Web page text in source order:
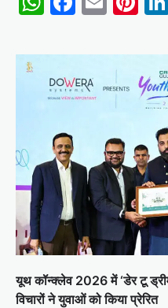
यूथ कॉन्क्लेव 2026 में ‘डेर टू
विचारों ने युवाओं को किया प्रेरित